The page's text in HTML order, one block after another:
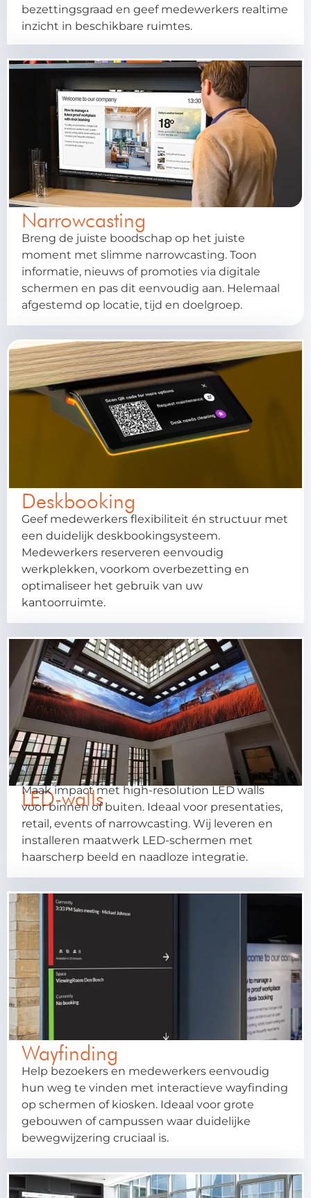
bezettingsgraad en geef medewerkers realtime
inzicht in beschikbare ruimtes.
Narrowcasting
Breng de juiste boodschap op het juiste
moment met slimme narrowcasting. Toon
informatie, nieuws of promoties via digitale
schermen en pas dit eenvoudig aan. Helemaal
afgestemd op locatie, tijd en doelgroep.
Deskbooking
Geef medewerkers flexibiliteit én structuur met
een duidelijk deskbookingsysteem.
Medewerkers reserveren eenvoudig
werkplekken, voorkom overbezetting en
optimaliseer het gebruik van uw
kantoorruimte.
LED-walls
Maak impact met high-resolution LED walls
voor binnen of buiten. Ideaal voor presentaties,
retail, events of narrowcasting. Wij leveren en
installeren maatwerk LED-schermen met
haarscherp beeld en naadloze integratie.
Wayfinding
Help bezoekers en medewerkers eenvoudig
hun weg te vinden met interactieve wayfinding
op schermen of kiosken. Ideaal voor grote
gebouwen of campussen waar duidelijke
bewegwijzering cruciaal is.